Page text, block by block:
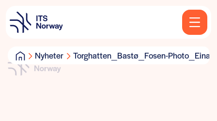
Nyheter Torghatten_Bastø_Fosen-